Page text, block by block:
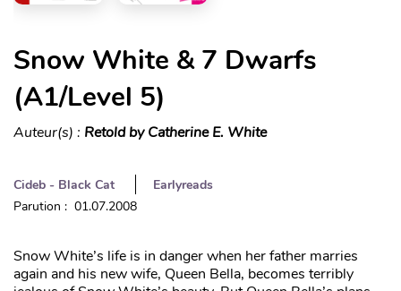
Snow White & 7 Dwarfs
(A1/Level 5)
Auteur(s) : Retold by Catherine E. White
Cideb - Black Cat
Earlyreads
Parution : 01.07.2008
Snow White’s life is in danger when her father marries
again and his new wife, Queen Bella, becomes terribly